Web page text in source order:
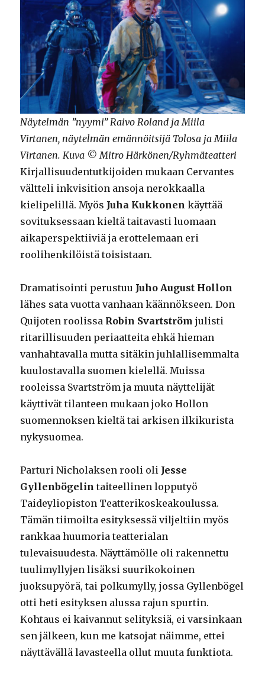
Näytelmän ”nyymi” Raivo Roland ja Miila
Virtanen, näytelmän emännöitsijä Tolosa ja Miila
Virtanen. Kuva © Mitro Härkönen/Ryhmäteatteri
Kirjallisuudentutkijoiden mukaan Cervantes
vältteli inkvisition ansoja nerokkaalla
kielipelillä. Myös Juha Kukkonen käyttää
sovituksessaan kieltä taitavasti luomaan
aikaperspektiiviä ja erottelemaan eri
roolihenkilöistä toisistaan.
Dramatisointi perustuu Juho August Hollon
lähes sata vuotta vanhaan käännökseen. Don
Quijoten roolissa Robin Svartström julisti
ritarillisuuden periaatteita ehkä hieman
vanhahtavalla mutta sitäkin juhlallisemmalta
kuulostavalla suomen kielellä. Muissa
rooleissa Svartström ja muuta näyttelijät
käyttivät tilanteen mukaan joko Hollon
suomennoksen kieltä tai arkisen ilkikurista
nykysuomea.
Parturi Nicholaksen rooli oli Jesse
Gyllenbögelin taiteellinen lopputyö
Taideyliopiston Teatterikoskeakoulussa.
Tämän tiimoilta esityksessä viljeltiin myös
rankkaa huumoria teatterialan
tulevaisuudesta. Näyttämölle oli rakennettu
tuulimyllyjen lisäksi suurikokoinen
juoksupyörä, tai polkumylly, jossa Gyllenbögel
otti heti esityksen alussa rajun spurtin.
Kohtaus ei kaivannut selityksiä, ei varsinkaan
sen jälkeen, kun me katsojat näimme, ettei
näyttävällä lavasteella ollut muuta funktiota.